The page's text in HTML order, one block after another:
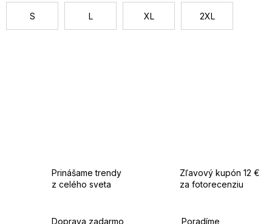
S L XL 2XL
Prinášame trendy
z celého sveta
Zľavový kupón 12 €
za fotorecenziu
Doprava zadarmo
Poradíme